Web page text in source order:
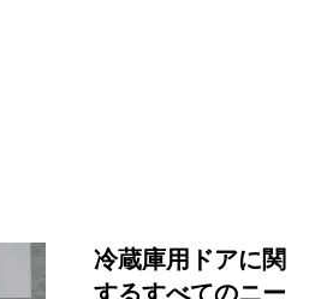
冷蔵庫用ドアに関
するすべてのニー